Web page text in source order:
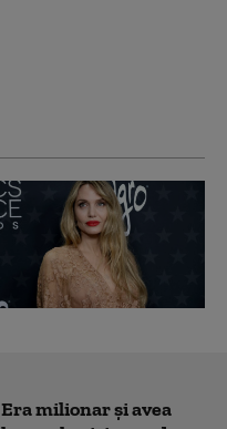
Era milionar și avea